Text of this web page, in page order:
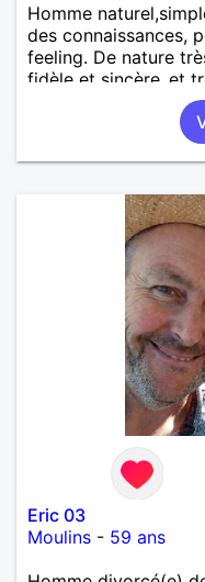
Homme
des connaissances,
feeling. De nature
fidèle et sincère.,et
supporte pas le
rencontre,pour
mal à prolonger des
attiré par des
naturellement ,sans
Mesdames 😉
Eric 03
Moulins - 59 ans